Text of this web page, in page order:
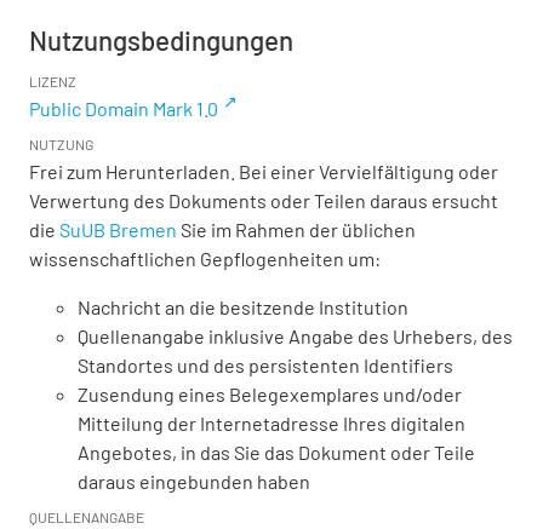
Nutzungsbedingungen
LIZENZ
Public Domain Mark 1.0
NUTZUNG
Frei zum Herunterladen. Bei einer Vervielfältigung oder
Verwertung des Dokuments oder Teilen daraus ersucht
die SuUB Bremen Sie im Rahmen der üblichen
wissenschaftlichen Gepflogenheiten um:
Nachricht an die besitzende Institution
Quellenangabe inklusive Angabe des Urhebers, des
Standortes und des persistenten Identifiers
Zusendung eines Belegexemplares und/oder
Mitteilung der Internetadresse Ihres digitalen
Angebotes, in das Sie das Dokument oder Teile
daraus eingebunden haben
QUELLENANGABE